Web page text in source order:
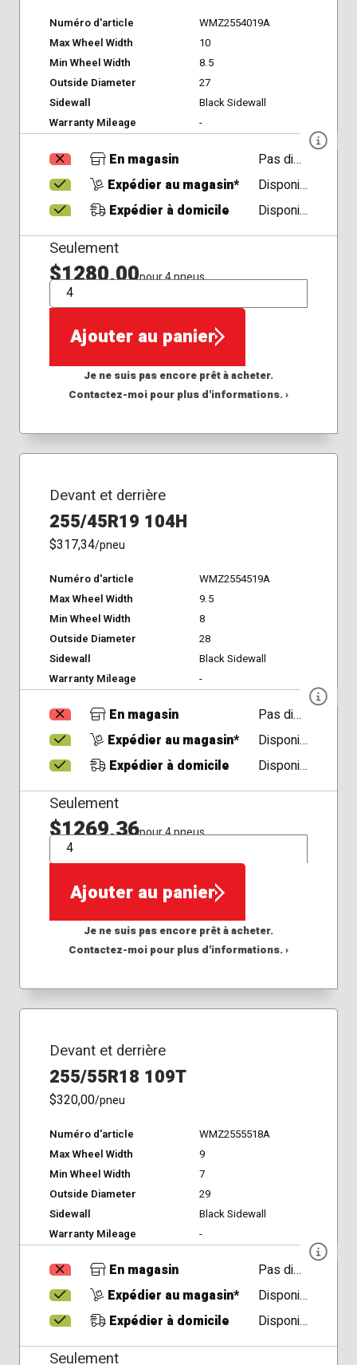
Numéro d'article
WMZ2554019A
Max Wheel Width
10
Min Wheel Width
8.5
Outside Diameter
27
Sidewall
Black Sidewall
Warranty Mileage
-
En magasin
Pas disponible
Expédier au magasin*
Disponible
Expédier à domicile
Disponible
Seulement
$1280,00pour 4 pneus
QTÉ
Ajouter au panier
Je ne suis pas encore prêt à acheter.
Contactez-moi pour plus d'informations. ›
Devant et derrière
255/45R19 104H
$317,34/pneu
Numéro d'article
WMZ2554519A
Max Wheel Width
9.5
Min Wheel Width
8
Outside Diameter
28
Sidewall
Black Sidewall
Warranty Mileage
-
En magasin
Pas disponible
Expédier au magasin*
Disponible
Expédier à domicile
Disponible
Seulement
$1269,36pour 4 pneus
QTÉ
Ajouter au panier
Je ne suis pas encore prêt à acheter.
Contactez-moi pour plus d'informations. ›
Devant et derrière
255/55R18 109T
$320,00/pneu
Numéro d'article
WMZ2555518A
Max Wheel Width
9
Min Wheel Width
7
Outside Diameter
29
Sidewall
Black Sidewall
Warranty Mileage
-
En magasin
Pas disponible
Expédier au magasin*
Disponible
Expédier à domicile
Disponible
Seulement